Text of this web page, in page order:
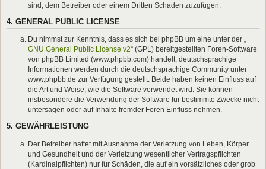
sind, dem Betreiber oder einem Dritten Schaden zuzufügen.
4. GENERAL PUBLIC LICENSE
Du nimmst zur Kenntnis, dass es sich bei phpBB um eine unter der „
GNU General Public License v2“ (GPL) bereitgestellten Foren-Software
von phpBB Limited (www.phpbb.com) handelt; deutschsprachige
Informationen werden durch die deutschsprachige Community unter
www.phpbb.de zur Verfügung gestellt. Beide haben keinen Einfluss auf
die Art und Weise, wie die Software verwendet wird. Sie können
insbesondere die Verwendung der Software für bestimmte Zwecke nicht
untersagen oder auf Inhalte fremder Foren Einfluss nehmen.
5. GEWÄHRLEISTUNG
Der Betreiber haftet mit Ausnahme der Verletzung von Leben, Körper
und Gesundheit und der Verletzung wesentlicher Vertragspflichten
(Kardinalpflichten) nur für Schäden, die auf ein vorsätzliches oder grob